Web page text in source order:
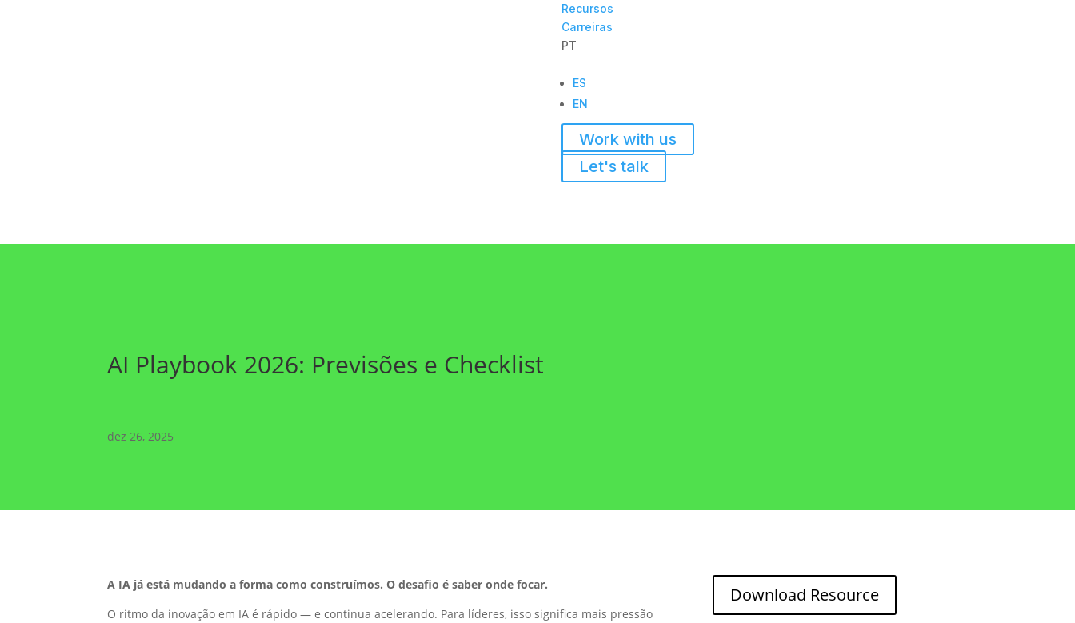
Recursos
Carreiras
PT
ES
EN
Work with us
Let's talk
AI Playbook 2026: Previsões e Checklist
dez 26, 2025
A IA já está mudando a forma como construímos. O desafio é saber onde focar.
O ritmo da inovação em IA é rápido — e continua acelerando. Para líderes, isso significa mais pressão
Download Resource